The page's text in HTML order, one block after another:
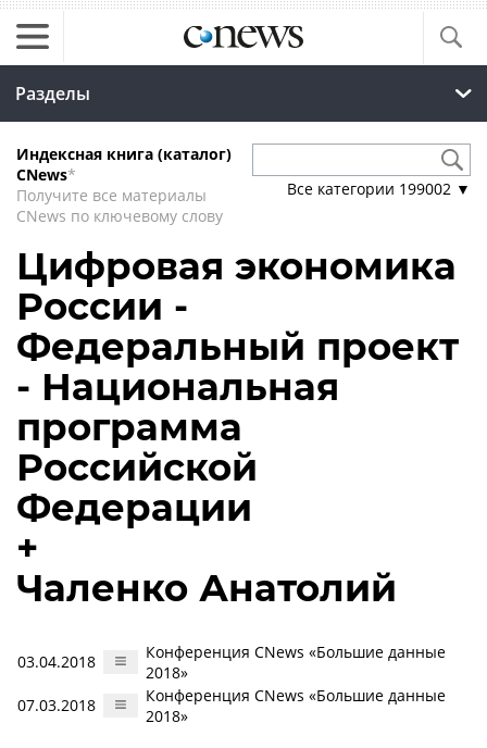
Разделы
Индексная книга (каталог)
CNews*
Получите все материалы
CNews по ключевому слову
Все категории 199002 ▼
Цифровая экономика
России -
Федеральный проект
- Национальная
программа
Российской
Федерации
+
Чаленко Анатолий
03.04.2018
Конференция CNews «Большие данные
2018»
07.03.2018
Конференция CNews «Большие данные
2018»